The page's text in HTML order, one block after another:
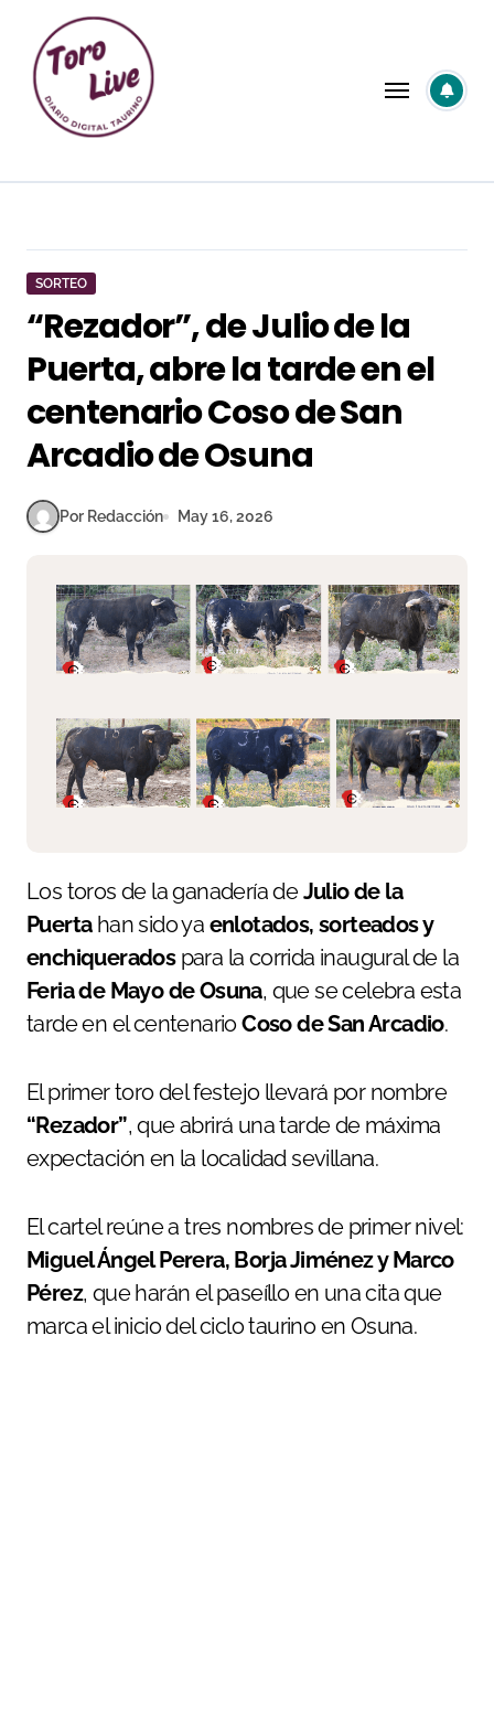
contenido
SORTEO
“Rezador”, de Julio de la
Puerta, abre la tarde en el
centenario Coso de San
Arcadio de Osuna
Por Redacción May 16, 2026
Los toros de la ganadería deJulio de la
Puertahan sido ya enlotados, sorteados y
enchiqueradospara la corrida inaugural de la
Feria de Mayo de Osuna, que se celebra esta
tarde en el centenarioCoso de San Arcadio.
El primer toro del festejo llevará por nombre
“Rezador”, que abrirá una tarde de máxima
expectación en la localidad sevillana.
El cartel reúne a tres nombres de primer nivel:
Miguel Ángel Perera, Borja Jiménez y Marco
Pérez, que harán el paseíllo en una cita que
marca el inicio del ciclo taurino en Osuna.